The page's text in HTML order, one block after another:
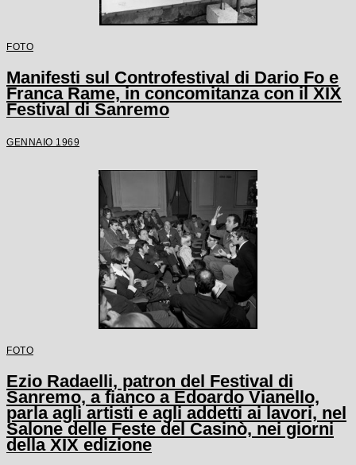
FOTO
Manifesti sul Controfestival di Dario Fo e
Franca Rame, in concomitanza con il XIX
Festival di Sanremo
GENNAIO 1969
FOTO
Ezio Radaelli, patron del Festival di
Sanremo, a fianco a Edoardo Vianello,
parla agli artisti e agli addetti ai lavori, nel
Salone delle Feste del Casinò, nei giorni
della XIX edizione